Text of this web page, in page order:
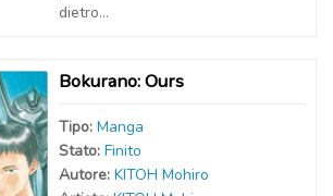
dietro...
Bokurano: Ours
Tipo: Manga
Stato: Finito
Autore: KITOH Mohiro